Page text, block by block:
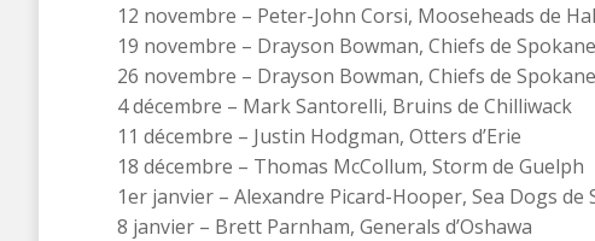
12 novembre – Peter-John Corsi, Mooseheads de
19 novembre – Drayson Bowman, Chiefs de Spokane
26 novembre – Drayson Bowman, Chiefs de Spokane
4 décembre – Mark Santorelli, Bruins de Chilliwack
11 décembre – Justin Hodgman, Otters d’Erie
18 décembre – Thomas McCollum, Storm de Guelph
1er janvier – Alexandre Picard-Hooper, Sea Dogs de
8 janvier – Brett Parnham, Generals d’Oshawa